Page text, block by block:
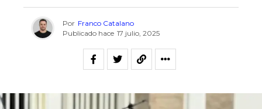
Por Franco Catalano
Publicado hace 17 julio, 2025